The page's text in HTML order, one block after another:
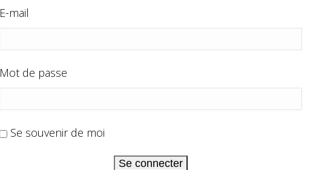
E-mail
Mot de passe
Se souvenir de moi
Se connecter